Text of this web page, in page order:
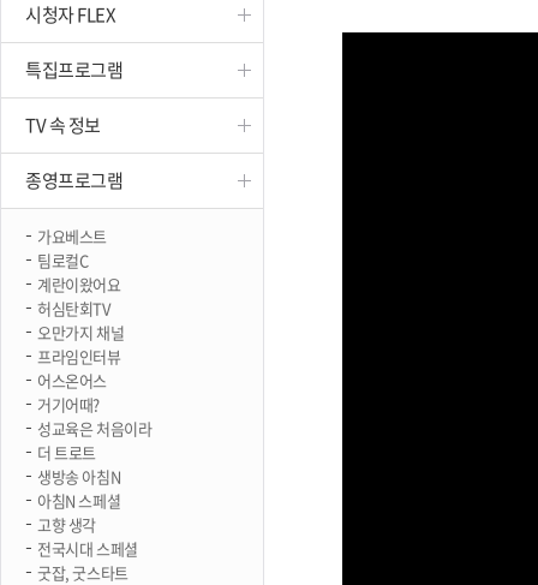
시청자 FLEX
특집프로그램
TV 속 정보
종영프로그램
가요베스트
팀로컬C
계란이왔어요
허심탄회TV
오만가지 채널
프라임인터뷰
어스온어스
거기어때?
성교육은 처음이라
더 트로트
생방송 아침N
아침N 스페셜
고향 생각
전국시대 스페셜
굿잡, 굿스타트